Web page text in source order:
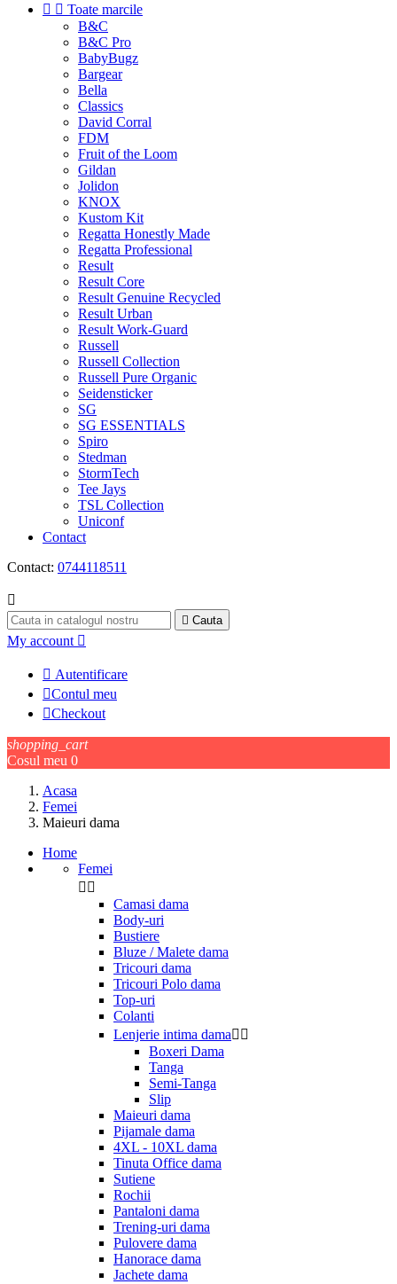
  Toate marcile
B&C
B&C Pro
BabyBugz
Bargear
Bella
Classics
David Corral
FDM
Fruit of the Loom
Gildan
Jolidon
KNOX
Kustom Kit
Regatta Honestly Made
Regatta Professional
Result
Result Core
Result Genuine Recycled
Result Urban
Result Work-Guard
Russell
Russell Collection
Russell Pure Organic
Seidensticker
SG
SG ESSENTIALS
Spiro
Stedman
StormTech
Tee Jays
TSL Collection
Uniconf
Contact
Contact: 0744118511

 Cauta
My account 
 Autentificare
Contul meu
Checkout
shopping_cart
Cosul meu 0
Acasa
Femei
Maieuri dama
Home
Femei
 
Camasi dama
Body-uri
Bustiere
Bluze / Malete dama
Tricouri dama
Tricouri Polo dama
Top-uri
Colanti
Lenjerie intima dama 
Boxeri Dama
Tanga
Semi-Tanga
Slip
Maieuri dama
Pijamale dama
4XL - 10XL dama
Tinuta Office dama
Sutiene
Rochii
Pantaloni dama
Trening-uri dama
Pulovere dama
Hanorace dama
Jachete dama